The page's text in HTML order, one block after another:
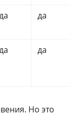
да
да
Но это